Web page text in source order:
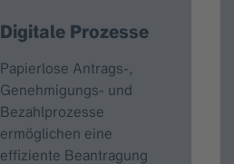
Digitale Prozesse
Papierlose Antrags-,
Genehmigungs- und
Bezahlprozesse
ermöglichen eine
effiziente Beantragung